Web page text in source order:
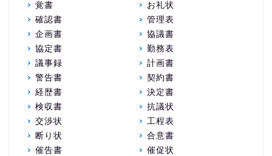
覚書
お礼状
確認書
管理表
企画書
協議書
協定書
勤務表
議事録
計画書
警告書
契約書
経歴書
決定書
検収書
抗議状
交渉状
工程表
断り状
合意書
催告書
催促状